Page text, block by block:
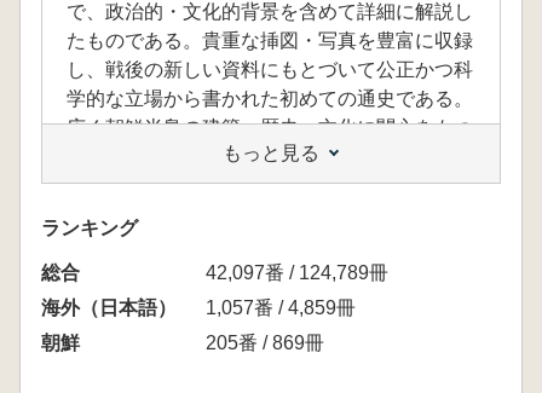
で、政治的・文化的背景を含めて詳細に解説し
たものである。貴重な挿図・写真を豊富に収録
し、戦後の新しい資料にもとづいて公正かつ科
学的な立場から書かれた初めての通史である。
広く朝鮮半島の建築・歴史・文化に関心をもつ
方々の参考書に好適。
【目次】
1 朝鮮半島の先史・古代住居
2 高句麗・百済・新羅—三国の建築
3 古代建築の開花—統一新羅の建築
4 古代建築の継承と新しい時代への胎動—高
もっと見る
ランキング
総合
42,097番 / 124,789冊
海外（日本語）
1,057番 / 4,859冊
朝鮮
205番 / 869冊